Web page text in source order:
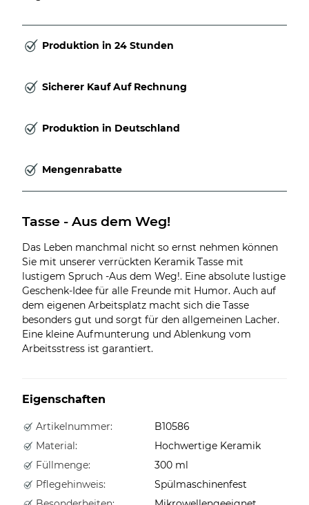
Produktion in 24 Stunden
Sicherer Kauf Auf Rechnung
Produktion in Deutschland
Mengenrabatte
Tasse - Aus dem Weg!
Das Leben manchmal nicht so ernst nehmen können
Sie mit unserer verrückten Keramik Tasse mit
lustigem Spruch -Aus dem Weg!. Eine absolute lustige
Geschenk-Idee für alle Freunde mit Humor. Auch auf
dem eigenen Arbeitsplatz macht sich die Tasse
besonders gut und sorgt für den allgemeinen Lacher.
Eine kleine Aufmunterung und Ablenkung vom
Arbeitsstress ist garantiert.
Eigenschaften
Artikelnummer:
B10586
Material:
Hochwertige Keramik
Füllmenge:
300 ml
Pflegehinweis:
Spülmaschinenfest